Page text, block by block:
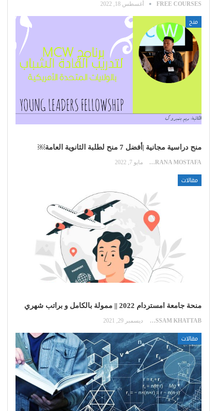
FREE COURSES أغسطس 18, 2022
منح
منح دراسية مجانية |أفضل 7 منح لطلبة الثانوية العامة￼
RANA MOSTAFA مايو 7, 2022
مقالات
منحة جامعة امستردام 2022 || ممولة بالكامل و براتب شهري
HUSSAM KHATTAB ديسمبر 29, 2021
مقالات